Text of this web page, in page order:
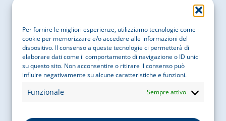
Per fornire le migliori esperienze, utilizziamo tecnologie come i
cookie per memorizzare e/o accedere alle informazioni del
dispositivo. Il consenso a queste tecnologie ci permetterà di
elaborare dati come il comportamento di navigazione o ID unici
su questo sito. Non acconsentire o ritirare il consenso può
influire negativamente su alcune caratteristiche e funzioni.
Funzionale Sempre attivo
COD. FISCALE97087610156
Contatti
EMAIL info@cobatyitalia.it